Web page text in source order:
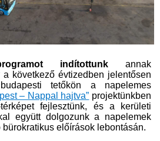
indítottunk annak
a következő évtizedben jelentősen
tetőkön a napelemes
– Nappal hajtva”​ projektünkben
fejlesztünk, és a kerületi
együtt dolgozunk a napelemek
előírások lebontásán.